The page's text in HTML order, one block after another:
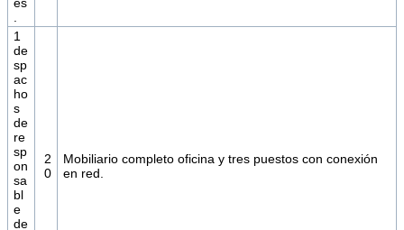
1
de
sp
ac
ho
s
de
re
sp
on
sa
bl
e
de
2
0
Mobiliario completo oficina y tres puestos con conexión
en red.